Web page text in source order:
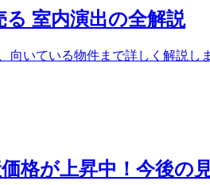
室内演出の全解説
いている物件まで詳しく解説
格が上昇中！今後の